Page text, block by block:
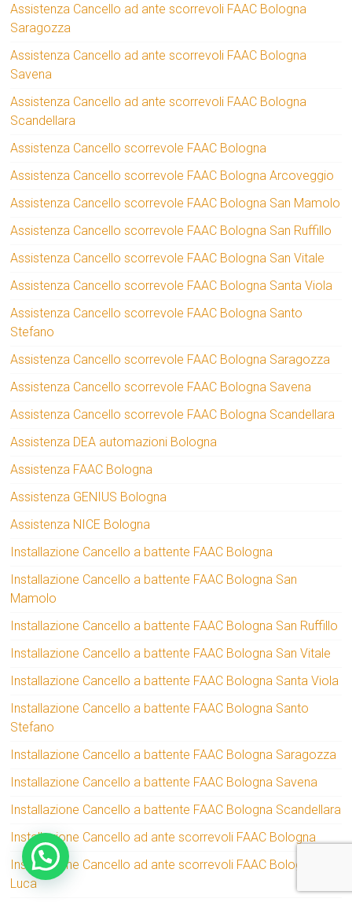
Assistenza Cancello ad ante scorrevoli FAAC Bologna
Saragozza
Assistenza Cancello ad ante scorrevoli FAAC Bologna
Savena
Assistenza Cancello ad ante scorrevoli FAAC Bologna
Scandellara
Assistenza Cancello scorrevole FAAC Bologna
Assistenza Cancello scorrevole FAAC Bologna Arcoveggio
Assistenza Cancello scorrevole FAAC Bologna San Mamolo
Assistenza Cancello scorrevole FAAC Bologna San Ruffillo
Assistenza Cancello scorrevole FAAC Bologna San Vitale
Assistenza Cancello scorrevole FAAC Bologna Santa Viola
Assistenza Cancello scorrevole FAAC Bologna Santo
Stefano
Assistenza Cancello scorrevole FAAC Bologna Saragozza
Assistenza Cancello scorrevole FAAC Bologna Savena
Assistenza Cancello scorrevole FAAC Bologna Scandellara
Assistenza DEA automazioni Bologna
Assistenza FAAC Bologna
Assistenza GENIUS Bologna
Assistenza NICE Bologna
Installazione Cancello a battente FAAC Bologna
Installazione Cancello a battente FAAC Bologna San
Mamolo
Installazione Cancello a battente FAAC Bologna San Ruffillo
Installazione Cancello a battente FAAC Bologna San Vitale
Installazione Cancello a battente FAAC Bologna Santa Viola
Installazione Cancello a battente FAAC Bologna Santo
Stefano
Installazione Cancello a battente FAAC Bologna Saragozza
Installazione Cancello a battente FAAC Bologna Savena
Installazione Cancello a battente FAAC Bologna Scandellara
Installazione Cancello ad ante scorrevoli FAAC Bologna
Installazione Cancello ad ante scorrevoli FAAC Bologna San
Luca